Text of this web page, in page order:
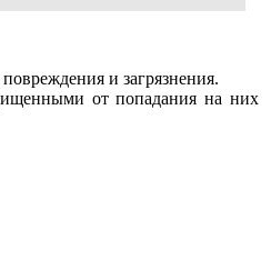
и загрязнения.
от попадания на них